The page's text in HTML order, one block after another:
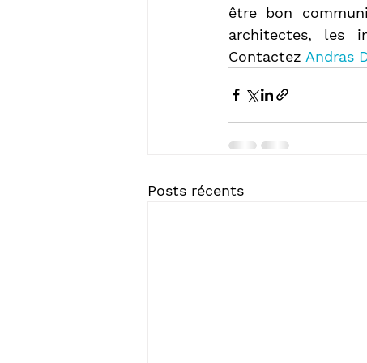
être bon
architectes, les
Contactez Andras
Posts récents